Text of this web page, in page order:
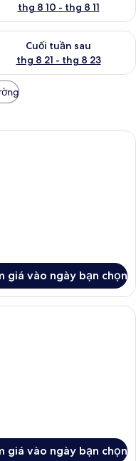
thg 8 10 - thg 8 11
thg 8 14 - thg 8 16
Cuối tuần sau
thg 8 21 - thg 8 23
tra lượng phòng cuối
giường cao cấp, két bảo mật
giá vào ngày bạn chọn
1 phòng ngủ | Bộ đồ giường
giá vào ngày bạn chọn